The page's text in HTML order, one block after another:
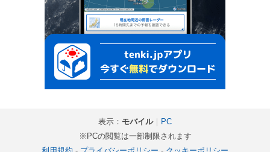
表示： モバイル｜ PC
※PCの閲覧は一部制限されます